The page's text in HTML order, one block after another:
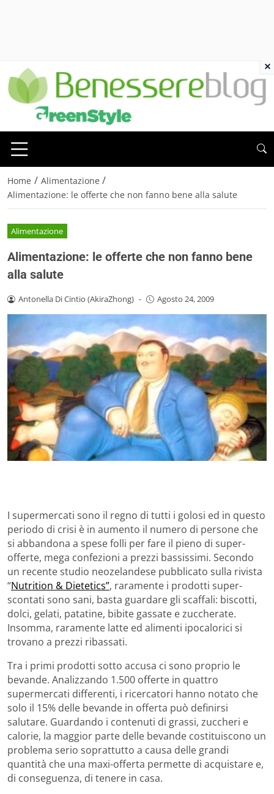
Home / Alimentazione /
Alimentazione: le offerte che non fanno bene alla salute
Alimentazione
Alimentazione: le offerte che non fanno bene
alla salute
Antonella Di Cintio (AkiraZhong) - Agosto 24, 2009
I supermercati sono il regno di tutti i golosi ed in questo
periodo di crisi è in aumento il numero di persone che
si abbandona a spese folli per fare il pieno di super-
offerte, mega confezioni a prezzi bassissimi. Secondo
un recente studio neozelandese pubblicato sulla rivista
“Nutrition & Dietetics”, raramente i prodotti super-
scontati sono sani, basta guardare gli scaffali: biscotti,
dolci, gelati, patatine, bibite gassate e zuccherate.
Insomma, raramente latte ed alimenti ipocalorici si
trovano a prezzi ribassati.
Tra i primi prodotti sotto accusa ci sono proprio le
bevande. Analizzando 1.500 offerte in quattro
supermercati differenti, i ricercatori hanno notato che
solo il 15% delle bevande in offerta può definirsi
salutare. Guardando i contenuti di grassi, zuccheri e
calorie, la maggior parte delle bevande costituiscono un
problema serio soprattutto a causa delle grandi
quantità che una maxi-offerta permette di acquistare e,
di conseguenza, di tenere in casa.
×